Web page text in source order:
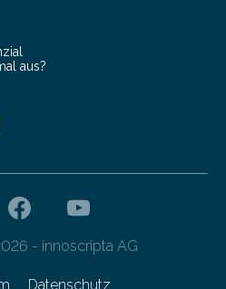
einer Gewichtseinsparung
aus?
- innoscripta AG
Datenschutz